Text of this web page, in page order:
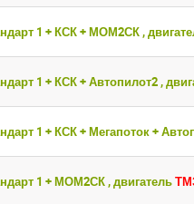
1 + КСК + МОМ2СК ,
1 + КСК + Автопилот2 ,
1 + КСК + Мегапоток +
1 + МОМ2СК , двигатель